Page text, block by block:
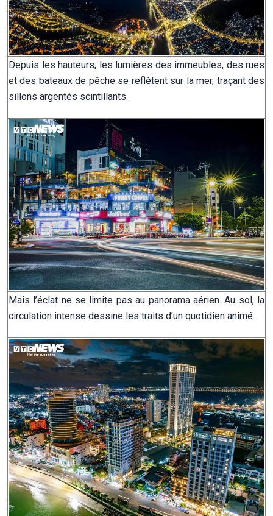
Depuis les hauteurs, les lumières des immeubles, des rues
et des bateaux de pêche se reflètent sur la mer, traçant des
sillons argentés scintillants.
Mais l’éclat ne se limite pas au panorama aérien. Au sol, la
circulation intense dessine les traits d’un quotidien animé.